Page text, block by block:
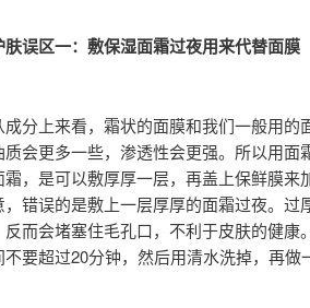
肤误区一：敷保湿面霜过夜用来代替面膜
成分上来看，霜状的面膜和我们一般用
质会更多一些，渗透性会更强。所以用
霜，是可以敷厚厚一层，再盖上保鲜膜
，错误的是敷上一层厚厚的面霜过夜。
反而会堵塞住毛孔口，不利于皮肤的健
不要超过20分钟，然后用清水洗掉，再做